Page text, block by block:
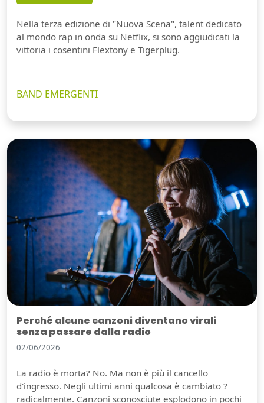
Nella terza edizione di "Nuova Scena", talent dedicato
al mondo rap in onda su Netflix, si sono aggiudicati la
vittoria i cosentini Flextony e Tigerplug.
BAND EMERGENTI
Perché alcune canzoni diventano virali
senza passare dalla radio
02/06/2026
La radio è morta? No. Ma non è più il cancello
d'ingresso. Negli ultimi anni qualcosa è cambiato ?
radicalmente. Canzoni sconosciute esplodono in pochi